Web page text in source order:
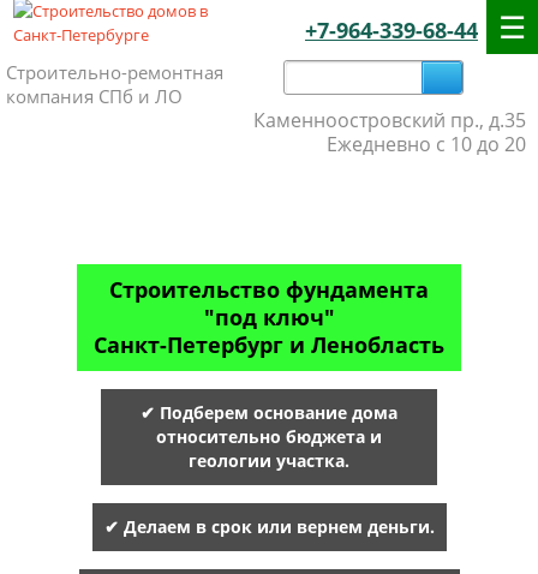
+7-964-339-68-44
Строительно-ремонтная
компания СПб и ЛО
Каменноостровский пр., д.35
Ежедневно с 10 до 20
Строительство фундамента
"под ключ"
Санкт-Петербург и Ленобласть
✔ Подберем основание дома
относительно бюджета и
геологии участка.
✔ Делаем в срок или вернем деньги.